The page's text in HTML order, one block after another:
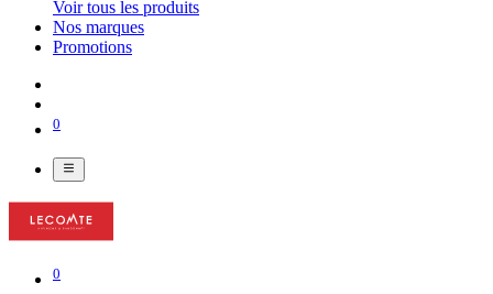
Voir tous les produits
Nos marques
Promotions
0
0